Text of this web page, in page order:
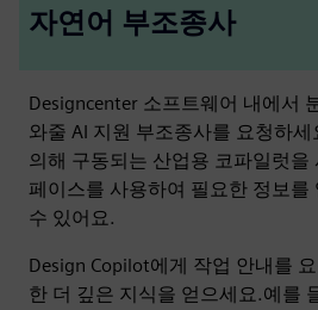
자연어 부조종사
Designcenter 소프트웨어 내에서
와줄 AI 지원 부조종사를 요청하
의해 구동되는 산업용 코파일럿을
페이스를 사용하여 필요한 정보를
수 있어요.
Design Copilot에게 작업 안내를
한 더 깊은 지식을 얻으세요.예를